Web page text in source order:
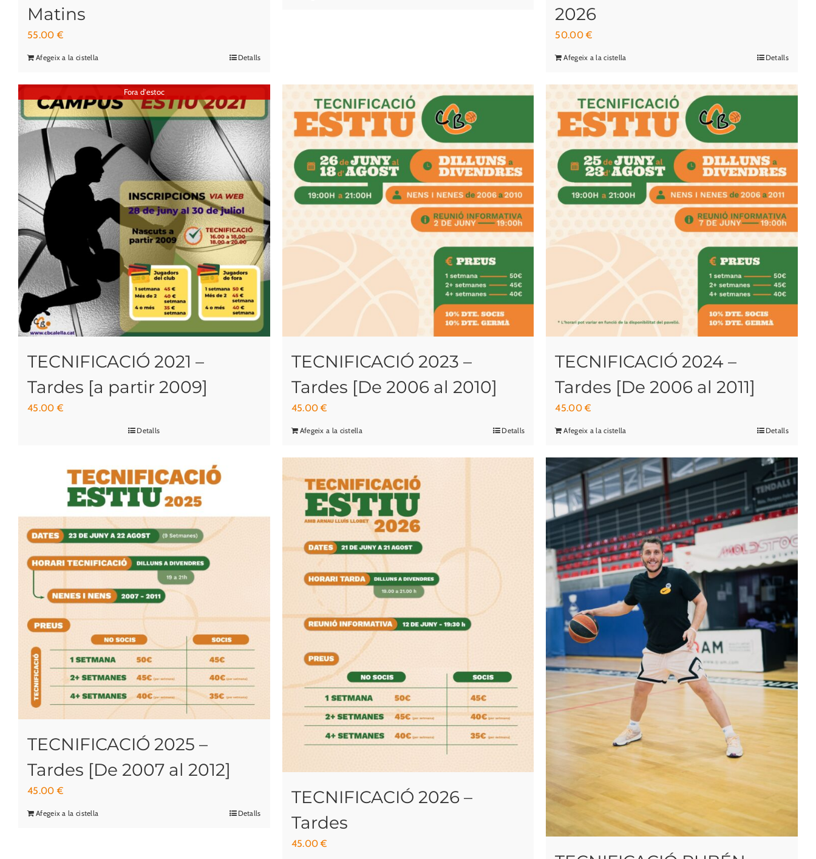
Matins
55.00€
Afegeix a la cistella Detalls
2026
50.00€
Afegeix a la cistella Detalls
Fora d'estoc
TECNIFICACIÓ 2021 –
Tardes [a partir 2009]
45.00€
Detalls
TECNIFICACIÓ 2023 –
Tardes [De 2006 al 2010]
45.00€
Afegeix a la cistella Detalls
TECNIFICACIÓ 2024 –
Tardes [De 2006 al 2011]
45.00€
Afegeix a la cistella Detalls
TECNIFICACIÓ 2025 –
Tardes [De 2007 al 2012]
45.00€
Afegeix a la cistella Detalls
TECNIFICACIÓ 2026 –
Tardes
45.00€